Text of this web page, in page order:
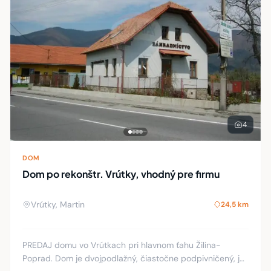
4
DOM
Dom po rekonštr. Vrútky, vhodný pre firmu
Vrútky, Martin 24,5 km
PREDAJ domu vo Vrútkach pri hlavnom ťahu Žilina-
Poprad. Dom je dvojpodlažný, čiastočne podpivničený, je